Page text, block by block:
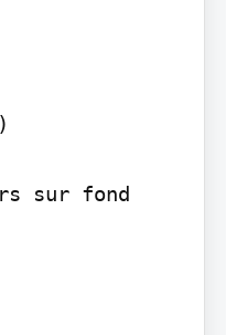
sur fond